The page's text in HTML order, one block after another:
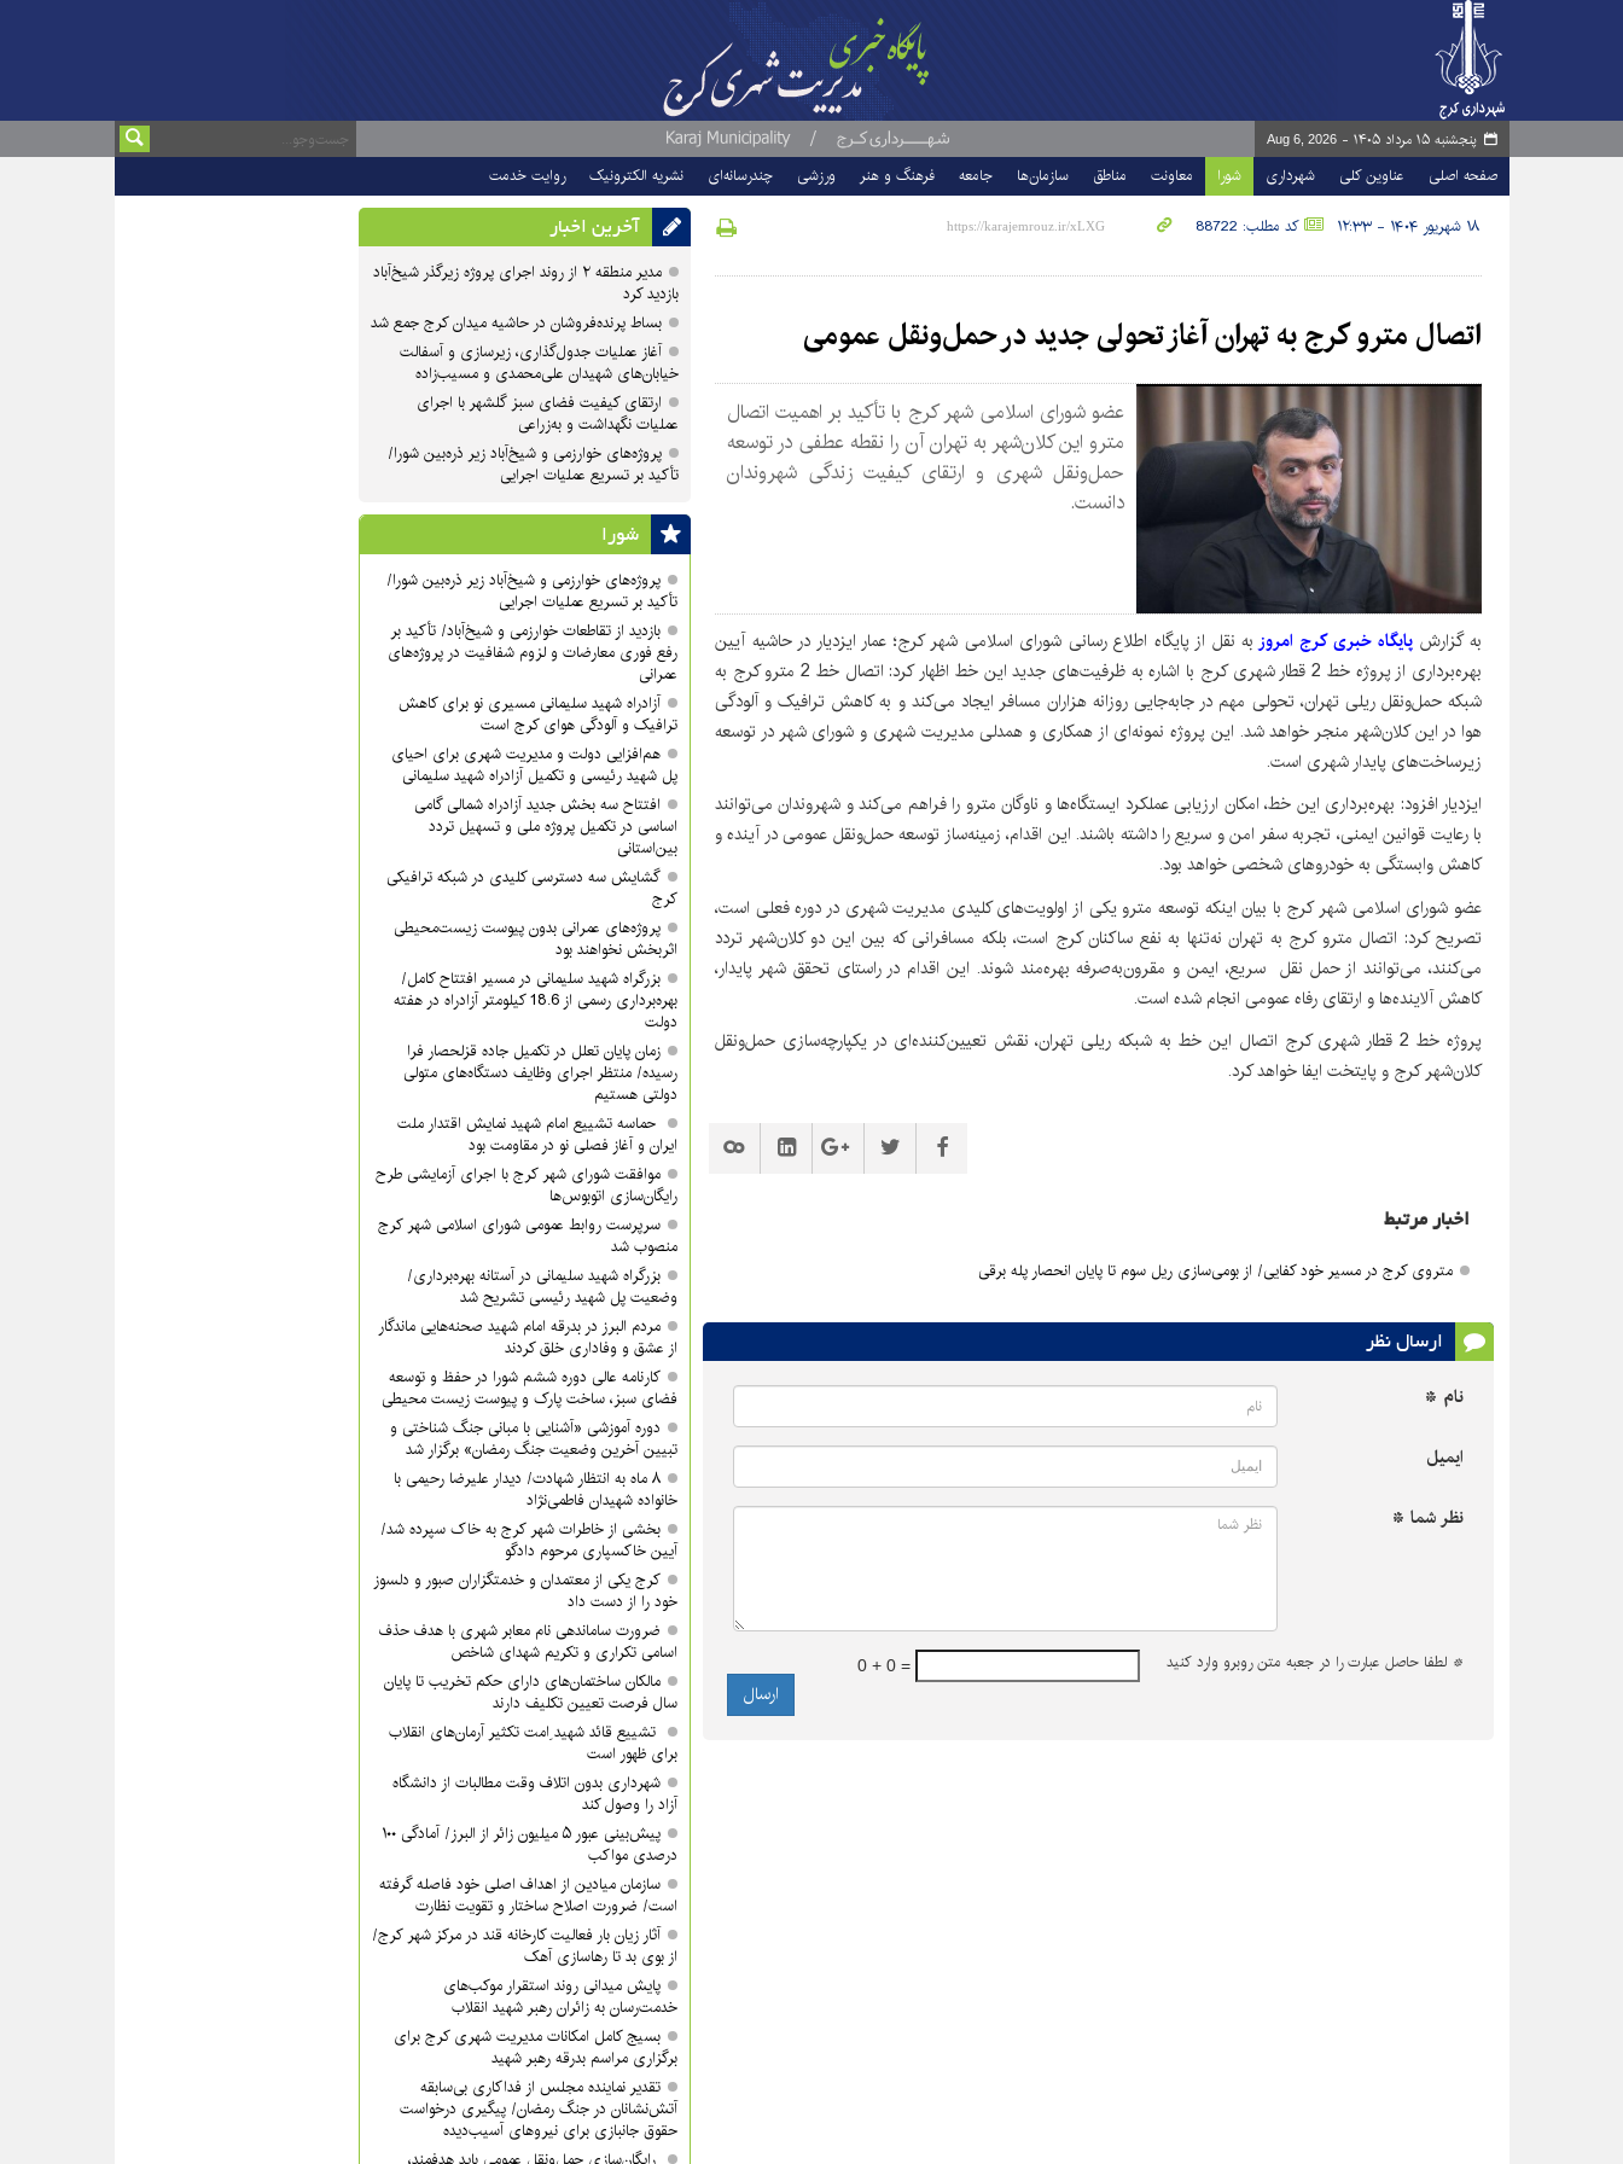
پنجشنبه ۱۵ مرداد ۱۴۰۵ - Aug 6, 2026
صفحه اصلی عناوین کلی شهرداری شورا معاونت مناطق سازمان‌ها جامعه فرهنگ و هنر ورزشی چندرسانه‌ای نشریه الکترونیک روایت خدمت
۱۸ شهریور ۱۴۰۴ - ۱۲:۳۳ کد مطلب: 88722
اتصال مترو کرج به تهران آغاز تحولی جدید در حمل‌ونقل عمومی
عضو شورای اسلامی شهر کرج با تأکید بر اهمیت اتصال
مترو این کلان‌شهر به تهران آن را نقطه عطفی در توسعه
حمل‌ونقل شهری و ارتقای کیفیت زندگی شهروندان
دانست.
به گزارش پایگاه خبری کرج امروز به نقل از پایگاه اطلاع رسانی شورای اسلامی شهر کرج؛ عمار ایزدیار در حاشیه آیین
بهره‌برداری از پروژه خط 2 قطار شهری کرج با اشاره به ظرفیت‌های جدید این خط اظهار کرد: اتصال خط 2 مترو کرج به
شبکه حمل‌ونقل ریلی تهران، تحولی مهم در جابه‌جایی روزانه هزاران مسافر ایجاد می‌کند و به کاهش ترافیک و آلودگی
هوا در این کلان‌شهر منجر خواهد شد. این پروژه نمونه‌ای از همکاری و همدلی مدیریت شهری و شورای شهر در توسعه
زیرساخت‌های پایدار شهری است.
ایزدیار افزود: بهره‌برداری این خط، امکان ارزیابی عملکرد ایستگاه‌ها و ناوگان مترو را فراهم می‌کند و شهروندان می‌توانند
با رعایت قوانین ایمنی، تجربه سفر امن و سریع را داشته باشند. این اقدام، زمینه‌ساز توسعه حمل‌ونقل عمومی در آینده و
کاهش وابستگی به خودروهای شخصی خواهد بود.
عضو شورای اسلامی شهر کرج با بیان اینکه توسعه مترو یکی از اولویت‌های کلیدی مدیریت شهری در دوره فعلی است،
تصریح کرد: اتصال مترو کرج به تهران نه‌تنها به نفع ساکنان کرج است، بلکه مسافرانی که بین این دو کلان‌شهر تردد
می‌کنند، می‌توانند از حمل ‌نقل سریع، ایمن و مقرون‌به‌صرفه بهره‌مند شوند. این اقدام در راستای تحقق شهر پایدار،
کاهش آلاینده‌ها و ارتقای رفاه عمومی انجام شده است.
پروژه خط 2 قطار شهری کرج اتصال این خط به شبکه ریلی تهران، نقش تعیین‌کننده‌ای در یکپارچه‌سازی حمل‌ونقل
کلان‌شهر کرج و پایتخت ایفا خواهد کرد.
اخبار مرتبط
متروی کرج در مسیر خود کفایی/ از بومی‌سازی ریل سوم تا پایان انحصار پله برقی
ارسال نظر
نام *
ایمیل
نظر شما *
* لطفا حاصل عبارت را در جعبه متن روبرو وارد کنید 0 + 0 =
آخرین اخبار
مدیر منطقه ۲ از روند اجرای پروژه زیرگذر شیخ‌آباد
بازدید کرد
بساط پرنده‌فروشان در حاشیه میدان کرج جمع شد
آغاز عملیات جدول‌گذاری، زیرسازی و آسفالت
خیابان‌های شهیدان علی‌محمدی و مسیب‌زاده
ارتقای کیفیت فضای سبز گلشهر با اجرای
عملیات نگهداشت و به‌زراعی
پروژه‌های خوارزمی و شیخ‌آباد زیر ذره‌بین شورا/
تأکید بر تسریع عملیات اجرایی
شورا
پروژه‌های خوارزمی و شیخ‌آباد زیر ذره‌بین شورا/
تأکید بر تسریع عملیات اجرایی
بازدید از تقاطعات خوارزمی و شیخ‌آباد/ تأکید بر
رفع فوری معارضات و لزوم شفافیت در پروژه‌های
عمرانی
آزادراه شهید سلیمانی مسیری نو برای کاهش
ترافیک و آلودگی هوای کرج است
هم‌افزایی دولت و مدیریت شهری برای احیای
پل شهید رئیسی و تکمیل آزادراه شهید سلیمانی
افتتاح سه بخش جدید آزادراه شمالی گامی
اساسی در تکمیل پروژه ملی و تسهیل تردد
بین‌استانی
گشایش سه دسترسی کلیدی در شبکه ترافیکی
کرج
پروژه‌های عمرانی بدون پیوست زیست‌محیطی
اثربخش نخواهند بود
بزرگراه شهید سلیمانی در مسیر افتتاح کامل/
بهره‌برداری رسمی از 18.6 کیلومتر آزادراه در هفته
دولت
زمان پایان تعلل در تکمیل جاده قزلحصار فرا
رسیده/ منتظر اجرای وظایف دستگاه‌های متولی
دولتی هستیم
حماسه تشییع امام شهید نمایش اقتدار ملت
ایران و آغاز فصلی نو در مقاومت بود
موافقت شورای شهر کرج با اجرای آزمایشی طرح
رایگان‌سازی اتوبوس‌ها
سرپرست روابط عمومی شورای اسلامی شهر کرج
منصوب شد
بزرگراه شهید سلیمانی در آستانه بهره‌برداری/
وضعیت پل شهید رئیسی تشریح شد
مردم البرز در بدرقه امام شهید صحنه‌هایی ماندگار
از عشق و وفاداری خلق کردند
کارنامه عالی دوره ششم شورا در حفظ و توسعه
فضای سبز، ساخت پارک و پیوست زیست محیطی
دوره آموزشی «آشنایی با مبانی جنگ شناختی و
تبیین آخرین وضعیت جنگ رمضان» برگزار شد
۸ ماه به انتظار شهادت/ دیدار علیرضا رحیمی با
خانواده شهیدان فاطمی‌نژاد
بخشی از خاطرات شهر کرج به خاک سپرده شد/
آیین خاکسپاری مرحوم دادگو
کرج یکی از معتمدان و خدمتگزاران صبور و دلسوز
خود را از دست داد
ضرورت ساماندهی نام‌ معابر شهری با هدف حذف
اسامی تکراری و تکریم شهدای شاخص
مالکان ساختمان‌های دارای حکم تخریب تا پایان
سال فرصت تعیین تکلیف دارند
تشییع قائد شهید ِامت تکثیر آرمان‌های انقلاب
برای ظهور است
شهرداری بدون اتلاف وقت مطالبات از دانشگاه
آزاد را وصول کند
پیش‌بینی عبور ۵ میلیون زائر از البرز/ آمادگی ۱۰۰
درصدی مواکب
سازمان میادین از اهداف اصلی خود فاصله گرفته
است/ ضرورت اصلاح ساختار و تقویت نظارت
آثار زیان بار فعالیت کارخانه قند در مرکز شهر کرج/
از بوی بد تا رهاسازی آهک
پایش میدانی روند استقرار موکب‌های
خدمت‌رسان به زائران رهبر شهید انقلاب
بسیج کامل امکانات مدیریت شهری کرج برای
برگزاری مراسم بدرقه رهبر شهید
تقدیر نماینده مجلس از فداکاری بی‌سابقه
آتش‌نشانان در جنگ رمضان/ پیگیری درخواست
حقوق جانبازی برای نیروهای آسیب‌دیده